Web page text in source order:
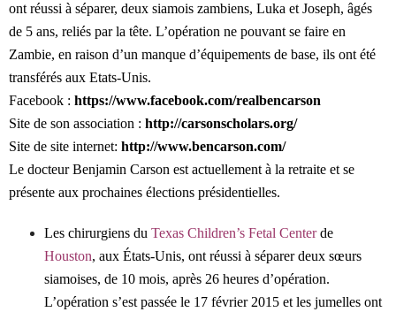
ont réussi à séparer, deux siamois zambiens, Luka et Joseph, âgés
de 5 ans, reliés par la tête. L’opération ne pouvant se faire en
Zambie, en raison d’un manque d’équipements de base, ils ont été
transférés aux Etats-Unis.
Facebook : https://www.facebook.com/realbencarson
Site de son association : http://carsonscholars.org/
Site de site internet: http://www.bencarson.com/
Le docteur Benjamin Carson est actuellement à la retraite et se
présente aux prochaines élections présidentielles.
Les chirurgiens du Texas Children’s Fetal Centerde
Houston, aux États-Unis, ont réussi à séparer deux sœurs
siamoises, de 10 mois, après 26 heures d’opération.
L’opération s’est passée le 17 février 2015 et les jumelles ont